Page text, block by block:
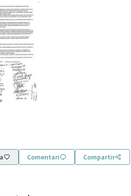
Comentari Compartir